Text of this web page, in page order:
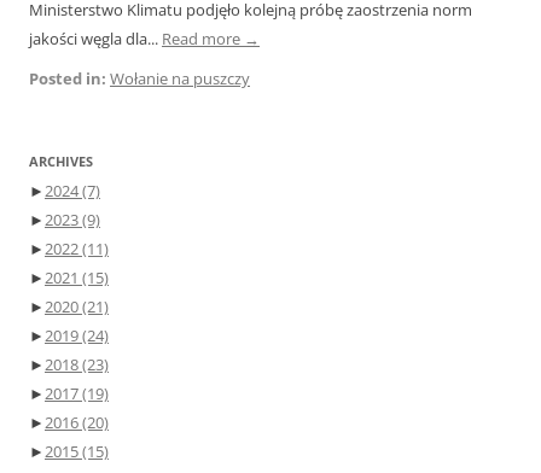
Ministerstwo Klimatu podjęło kolejną próbę zaostrzenia norm
jakości węgla dla... Read more →
Posted in: Wołanie na puszczy
ARCHIVES
►2024(7)
►2023(9)
►2022(11)
►2021 (15)
►2020(21)
►2019(24)
►2018(23)
►2017(19)
►2016(20)
►2015(15)